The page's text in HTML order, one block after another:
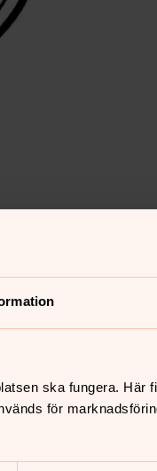
ska fungera. Här
för